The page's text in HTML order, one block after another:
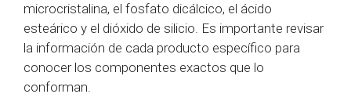
microcristalina, el fosfato dicálcico, el ácido
esteárico y el dióxido de silicio. Es importante revisar
la información de cada producto específico para
conocer los componentes exactos que lo
conforman.